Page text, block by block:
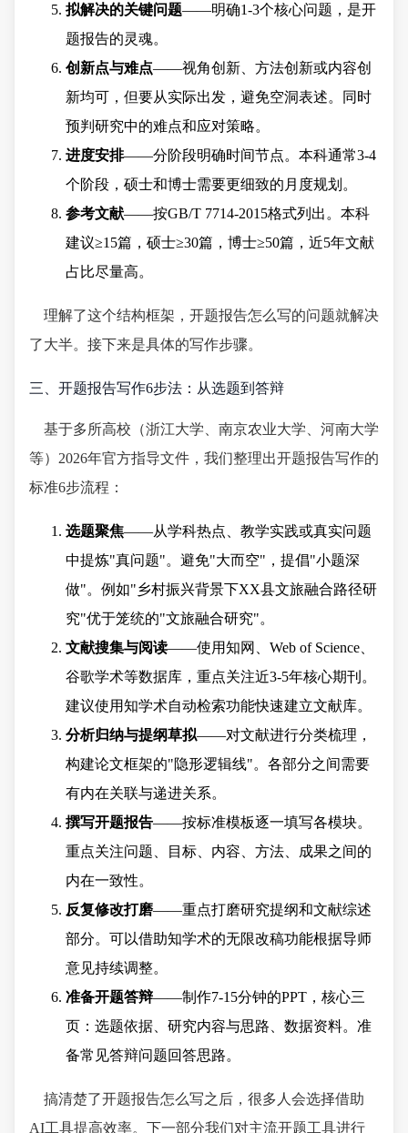
拟解决的关键问题——明确1-3个核心问题，是开
题报告的灵魂。
创新点与难点——视角创新、方法创新或内容创
新均可，但要从实际出发，避免空洞表述。同时
预判研究中的难点和应对策略。
进度安排——分阶段明确时间节点。本科通常3-4
个阶段，硕士和博士需要更细致的月度规划。
参考文献——按GB/T 7714-2015格式列出。本科
建议≥15篇，硕士≥30篇，博士≥50篇，近5年文献
占比尽量高。
理解了这个结构框架，开题报告怎么写的问题就解决
了大半。接下来是具体的写作步骤。
三、开题报告写作6步法：从选题到答辩
基于多所高校（浙江大学、南京农业大学、河南大学
等）2026年官方指导文件，我们整理出开题报告写作的
标准6步流程：
选题聚焦——从学科热点、教学实践或真实问题
中提炼"真问题"。避免"大而空"，提倡"小题深
做"。例如"乡村振兴背景下XX县文旅融合路径研
究"优于笼统的"文旅融合研究"。
文献搜集与阅读——使用知网、Web of Science、
谷歌学术等数据库，重点关注近3-5年核心期刊。
建议使用知学术自动检索功能快速建立文献库。
分析归纳与提纲草拟——对文献进行分类梳理，
构建论文框架的"隐形逻辑线"。各部分之间需要
有内在关联与递进关系。
撰写开题报告——按标准模板逐一填写各模块。
重点关注问题、目标、内容、方法、成果之间的
内在一致性。
反复修改打磨——重点打磨研究提纲和文献综述
部分。可以借助知学术的无限改稿功能根据导师
意见持续调整。
准备开题答辩——制作7-15分钟的PPT，核心三
页：选题依据、研究内容与思路、数据资料。准
备常见答辩问题回答思路。
搞清楚了开题报告怎么写之后，很多人会选择借助
AI工具提高效率。下一部分我们对主流开题工具进行